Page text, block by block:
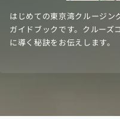
はじめての東京湾クルージン
ガイドブックです。クルーズ
に導く秘訣をお伝えします。